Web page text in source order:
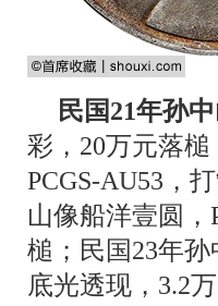
民国21年孙
彩，20万元落
PCGS-AU53，
山像船洋壹圆，
槌；民国23年
底光透现，3.2万